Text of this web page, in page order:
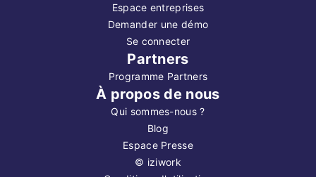
Espace entreprises
Demander une démo
Se connecter
Partners
Programme Partners
À propos de nous
Qui sommes-nous ?
Blog
Espace Presse
© iziwork